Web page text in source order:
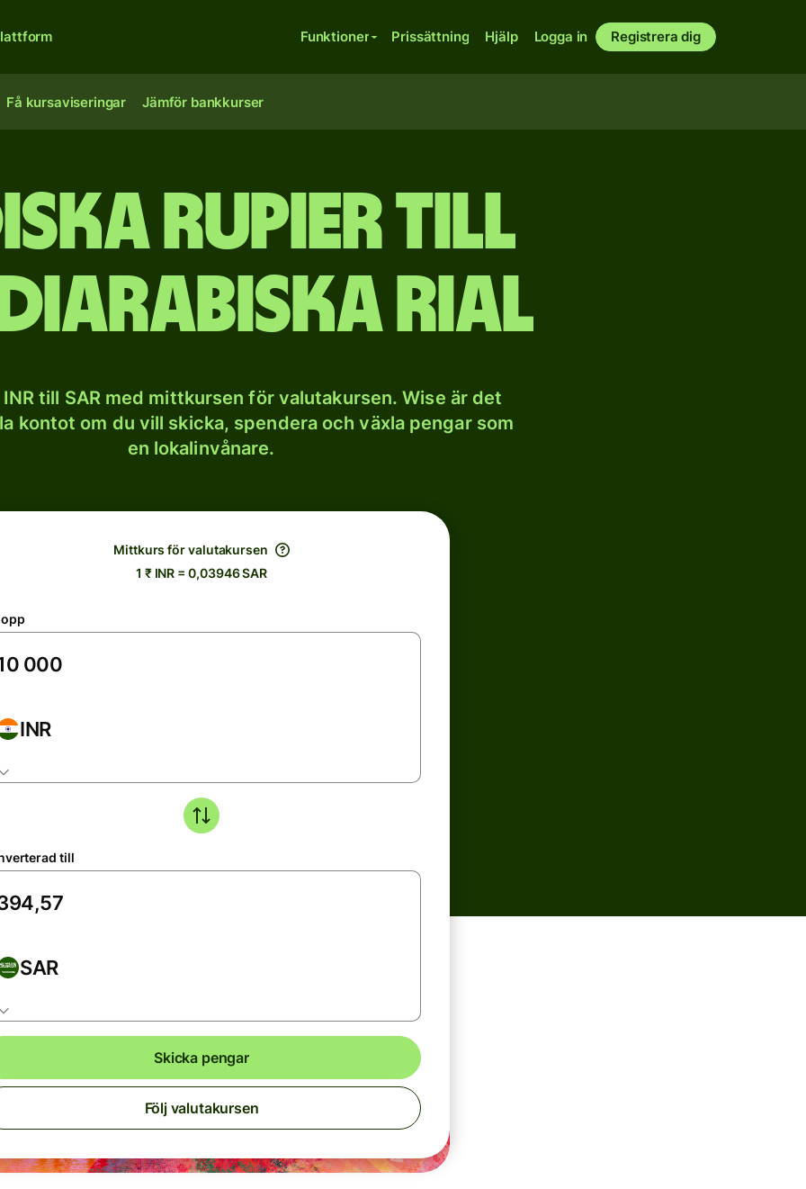
Funktioner Prissättning Hjälp Logga in Registrera dig
Få kursaviseringar Jämför bankkurser
rupier till
rial
till SAR med mittkursen för valutakursen. Wise är det
kontot om du vill skicka, spendera och växla pengar som
en lokalinvånare.
Mittkurs för valutakursen
1 ₹ INR = 0,03946 SAR
INR
till
SAR
Skicka pengar
Följ valutakursen